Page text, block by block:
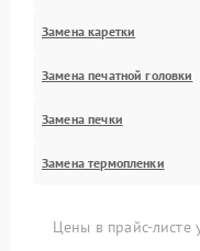
Замена каретки
Замена печатной головки
Замена печки
Замена термопленки
Цены в прайс-листе